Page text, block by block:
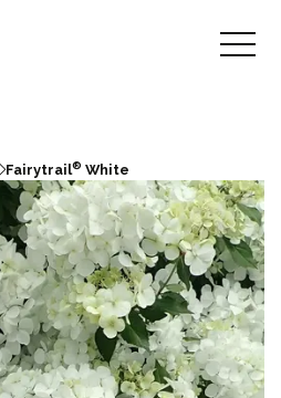
Fairytrail® White